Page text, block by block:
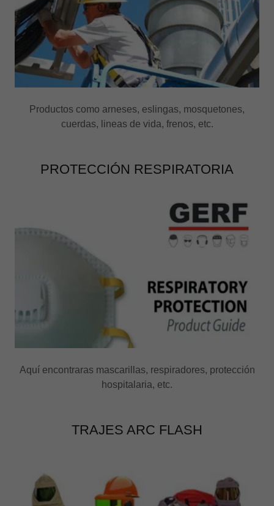
Productos como arneses, eslingas, mosquetones,
cuerdas, lineas de vida, frenos, etc.
PROTECCIÓN RESPIRATORIA
Aquí encontraras mascarillas, respiradores, protección
hospitalaria, etc.
TRAJES ARC FLASH